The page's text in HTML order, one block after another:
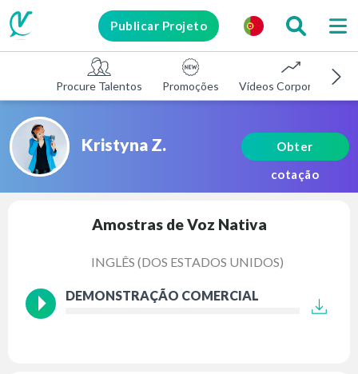
Publicar Projeto
Procure Talentos Promoções Vídeos Corporativos
Kristyna Z.
Obter
cotação
Amostras de Voz Nativa
INGLÊS (DOS ESTADOS UNIDOS)
DEMONSTRAÇÃO COMERCIAL